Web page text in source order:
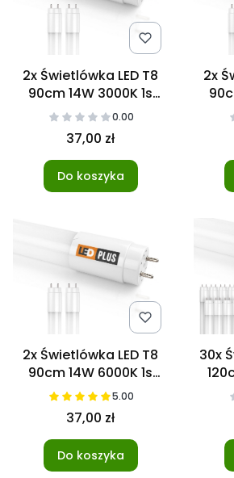
2x Świetlówka LED T8
90cm 14W 3000K 1s
NANO 0.00
37,00 zł
Do koszyka
2x
2x Świetlówka LED T8
90cm 14W 6000K 1s
NANO 5.00
37,00 zł
Do koszyka
30x